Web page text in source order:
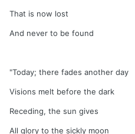
That is now lost
And never to be found
"Today; there fades another day
Visions melt before the dark
Receding, the sun gives
All glory to the sickly moon